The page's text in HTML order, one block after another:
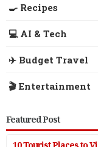
🍳 Recipes
💻 AI & Tech
✈️ Budget Travel
🎬 Entertainment
Featured Post